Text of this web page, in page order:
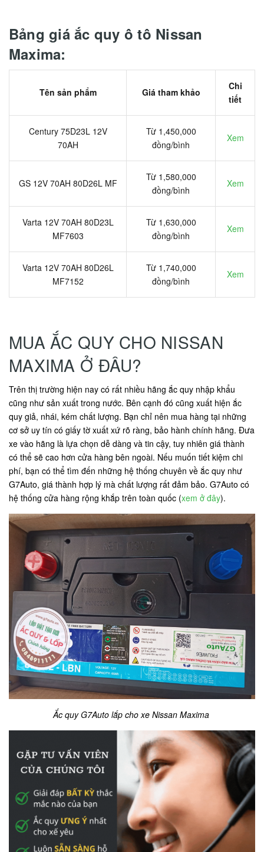
Bảng giá ắc quy ô tô Nissan
Maxima:
Tên sản phẩm Giá tham khảo
Chi
tiết
Century 75D23L 12V
70AH
Từ 1,450,000
đồng/bình
Xem
GS 12V 70AH 80D26L MF
Từ 1,580,000
đồng/bình
Xem
Varta 12V 70AH 80D23L
MF7603
Từ 1,630,000
đồng/bình
Xem
Varta 12V 70AH 80D26L
MF7152
Từ 1,740,000
đồng/bình
Xem
MUA ẮC QUY CHO NISSAN
MAXIMA Ở ĐÂU?
Trên thị trường hiện nay có rất nhiều hãng ắc quy nhập khẩu
cũng như sản xuất trong nước. Bên cạnh đó cũng xuất hiện ắc
quy giả, nhái, kém chất lượng. Bạn chỉ nên mua hàng tại những
cơ sở uy tín có giấy tờ xuất xứ rõ ràng, bảo hành chính hãng. Đưa
xe vào hãng là lựa chọn dễ dàng và tin cậy, tuy nhiên giá thành
có thể sẽ cao hơn cửa hàng bên ngoài. Nếu muốn tiết kiệm chi
phí, bạn có thể tìm đến những hệ thống chuyên về ắc quy như
G7Auto, giá thành hợp lý mà chất lượng rất đảm bảo. G7Auto có
hệ thống cửa hàng rộng khắp trên toàn quốc (xem ở đây).
Ắc quy G7Auto lắp cho xe Nissan Maxima